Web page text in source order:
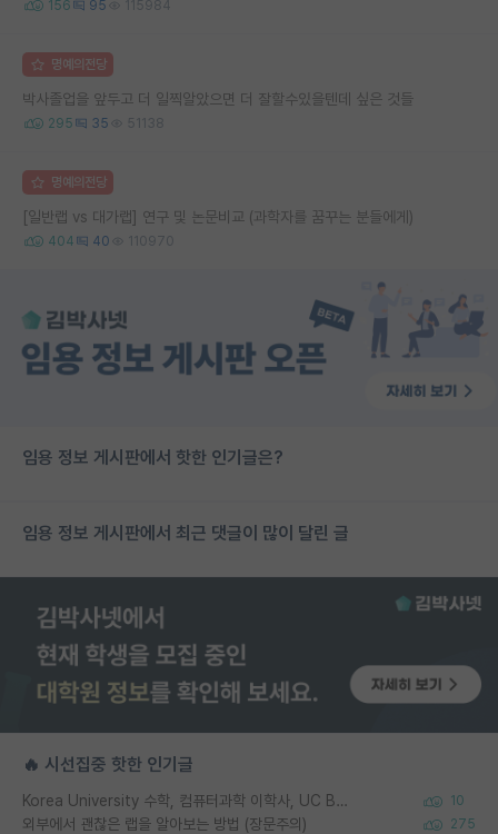
156 95 115984
명예의전당
박사졸업을 앞두고 더 일찍알았으면 더 잘할수있을텐데 싶은 것들
295 35 51138
명예의전당
[일반랩 vs 대가랩] 연구 및 논문비교 (과학자를 꿈꾸는 분들에게)
404 40 110970
임용 정보 게시판에서 핫한 인기글은?
임용 정보 게시판에서 최근 댓글이 많이 달린 글
🔥 시선집중 핫한 인기글
Korea University 수학, 컴퓨터과학 이학사, UC Berkeley 산업공학 대학원 공학박사가 되는 것은 쉽지 않겠죠? 10
외부에서 괜찮은 랩을 알아보는 방법 (장문주의) 275